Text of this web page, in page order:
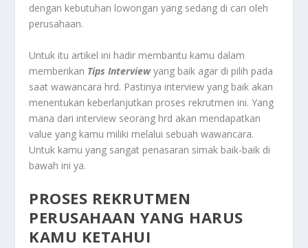
dengan kebutuhan lowongan yang sedang di cari oleh
perusahaan.
Untuk itu artikel ini hadir membantu kamu dalam
memberikan Tips Interviewyang baik agar di pilih pada
saat wawancara hrd. Pastinya interview yang baik akan
menentukan keberlanjutkan proses rekrutmen ini. Yang
mana dari interview seorang hrd akan mendapatkan
value yang kamu miliki melalui sebuah wawancara.
Untuk kamu yang sangat penasaran simak baik-baik di
bawah ini ya.
PROSES REKRUTMEN
PERUSAHAAN YANG HARUS
KAMU KETAHUI